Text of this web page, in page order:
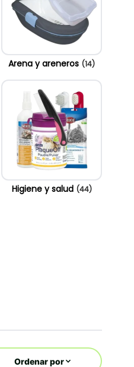
Arena y areneros (14)
Higiene y salud (44)
Ordenar por